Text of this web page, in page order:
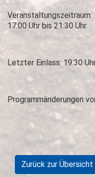
17:00 Uhr bis 21:30 Uhr.
Letzter Einlass: 19:30
Programmänderungen
Zurück zur Übersicht